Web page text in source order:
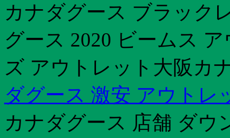
カナダグース ブラック
グース 2020 ビームス
ズ アウトレット大阪カ
ダグース 激安 アウトレ
カナダグース 店舗 ダウ